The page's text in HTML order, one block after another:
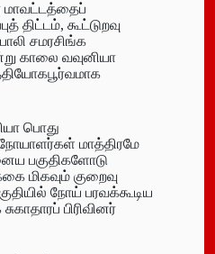
மாவட்டத்தைப்
திட்டம், கூட்டுறவு
சமரசிங்க
காலை வவுனியா
பொது
மாத்திரமே
பகுதிகளோடு
மிகவும் குறைவு
நோய் பரவக்கூடிய
பிரிவினர்